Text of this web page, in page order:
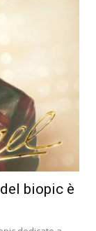
biopic è